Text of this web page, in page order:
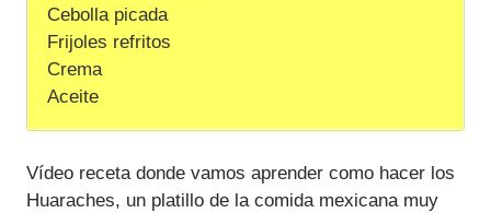
Cebolla picada
Frijoles refritos
Crema
Aceite
Vídeo receta donde vamos aprender como hacer los
Huaraches, un platillo de la comida mexicana muy